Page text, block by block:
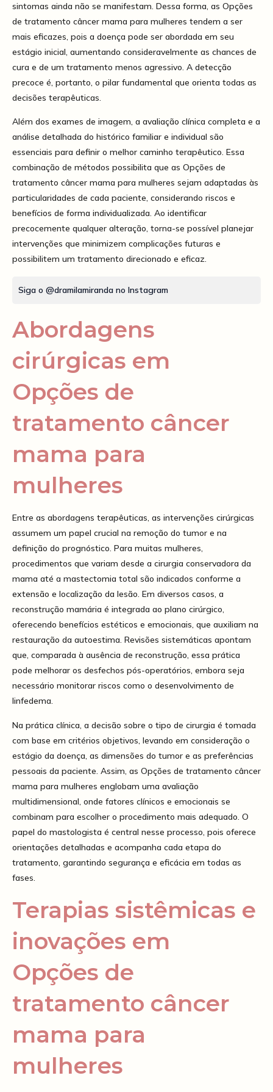
sintomas ainda não se manifestam. Dessa forma, as Opções
de tratamento câncer mama para mulheres tendem a ser
mais eficazes, pois a doença pode ser abordada em seu
estágio inicial, aumentando consideravelmente as chances de
cura e de um tratamento menos agressivo. A detecção
precoce é, portanto, o pilar fundamental que orienta todas as
decisões terapêuticas.
Além dos exames de imagem, a avaliação clínica completa e a
análise detalhada do histórico familiar e individual são
essenciais para definir o melhor caminho terapêutico. Essa
combinação de métodos possibilita que as Opções de
tratamento câncer mama para mulheres sejam adaptadas às
particularidades de cada paciente, considerando riscos e
benefícios de forma individualizada. Ao identificar
precocemente qualquer alteração, torna-se possível planejar
intervenções que minimizem complicações futuras e
possibilitem um tratamento direcionado e eficaz.
Siga o @dramilamiranda no Instagram
Abordagens
cirúrgicas em
Opções de
tratamento câncer
mama para
mulheres
Entre as abordagens terapêuticas, as intervenções cirúrgicas
assumem um papel crucial na remoção do tumor e na
definição do prognóstico. Para muitas mulheres,
procedimentos que variam desde a cirurgia conservadora da
mama até a mastectomia total são indicados conforme a
extensão e localização da lesão. Em diversos casos, a
reconstrução mamária é integrada ao plano cirúrgico,
oferecendo benefícios estéticos e emocionais, que auxiliam na
restauração da autoestima. Revisões sistemáticas apontam
que, comparada à ausência de reconstrução, essa prática
pode melhorar os desfechos pós-operatórios, embora seja
necessário monitorar riscos como o desenvolvimento de
linfedema.
Na prática clínica, a decisão sobre o tipo de cirurgia é tomada
com base em critérios objetivos, levando em consideração o
estágio da doença, as dimensões do tumor e as preferências
pessoais da paciente. Assim, as Opções de tratamento câncer
mama para mulheres englobam uma avaliação
multidimensional, onde fatores clínicos e emocionais se
combinam para escolher o procedimento mais adequado. O
papel do mastologista é central nesse processo, pois oferece
orientações detalhadas e acompanha cada etapa do
tratamento, garantindo segurança e eficácia em todas as
fases.
Terapias sistêmicas e
inovações em
Opções de
tratamento câncer
mama para
mulheres